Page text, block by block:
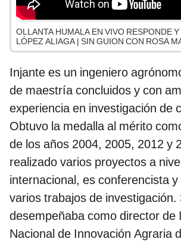
OLLANTA HUMALA EN VIVO RESPONDE
LÓPEZ ALIAGA | SIN GUION CON ROSA
Injante es un ingeniero
de maestría concluidos y con
experiencia en investigación de
Obtuvo la medalla al mérito
de los años 2004, 2005, 2012 y
realizado varios proyectos a
internacional, es conferencista
varios trabajos de investigación.
desempeñaba como director de
Nacional de Innovación Agraria